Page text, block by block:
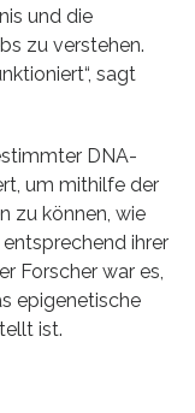
und die
zu verstehen.
sagt
DNA-
um mithilfe der
zu können, wie
ihrer
Forscher war es,
epigenetische
ist.